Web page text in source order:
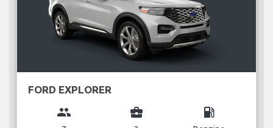
FORD EXPLORER
group business_center local_gas_station